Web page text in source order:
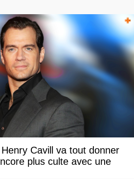
Cavill va tout donner
plus culte avec une